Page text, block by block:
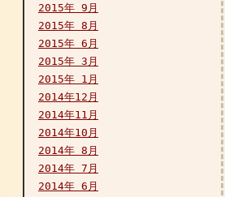
2015年 9月
2015年 8月
2015年 6月
2015年 3月
2015年 1月
2014年12月
2014年11月
2014年10月
2014年 8月
2014年 7月
2014年 6月